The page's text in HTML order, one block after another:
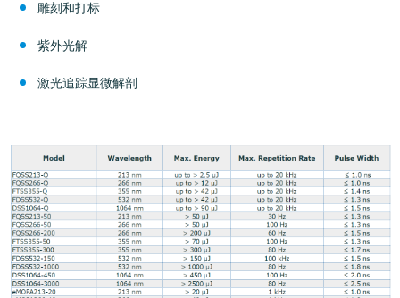
雕刻和打标
紫外光解
激光追踪显微解剖